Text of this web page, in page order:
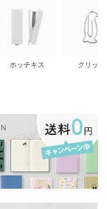
ホッチキス クリップ